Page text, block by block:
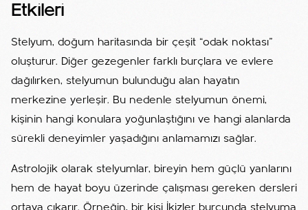
Etkileri
Stelyum, doğum haritasında bir çeşit “odak noktası”
oluşturur. Diğer gezegenler farklı burçlara ve evlere
dağılırken, stelyumun bulunduğu alan hayatın
merkezine yerleşir. Bu nedenle stelyumun önemi,
kişinin hangi konulara yoğunlaştığını ve hangi alanlarda
sürekli deneyimler yaşadığını anlamamızı sağlar.
Astrolojik olarak stelyumlar, bireyin hem güçlü yanlarını
hem de hayat boyu üzerinde çalışması gereken dersleri